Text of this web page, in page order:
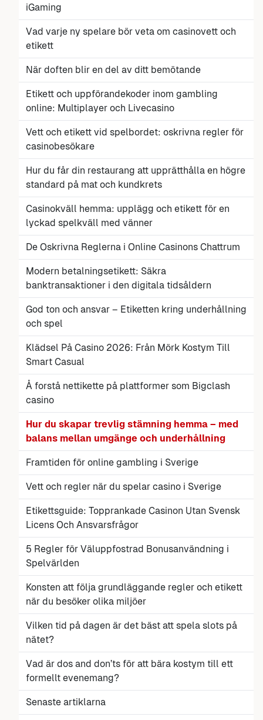
iGaming
Vad varje ny spelare bör veta om casinovett och
etikett
När doften blir en del av ditt bemötande
Etikett och uppförandekoder inom gambling
online: Multiplayer och Livecasino
Vett och etikett vid spelbordet: oskrivna regler för
casinobesökare
Hur du får din restaurang att upprätthålla en högre
standard på mat och kundkrets
Casinokväll hemma: upplägg och etikett för en
lyckad spelkväll med vänner
De Oskrivna Reglerna i Online Casinons Chattrum
Modern betalningsetikett: Säkra
banktransaktioner i den digitala tidsåldern
God ton och ansvar – Etiketten kring underhållning
och spel
Klädsel På Casino 2026: Från Mörk Kostym Till
Smart Casual
Å forstå nettikette på plattformer som Bigclash
casino
Hur du skapar trevlig stämning hemma – med
balans mellan umgänge och underhållning
Framtiden för online gambling i Sverige
Vett och regler när du spelar casino i Sverige
Etikettsguide: Topprankade Casinon Utan Svensk
Licens Och Ansvarsfrågor
5 Regler för Väluppfostrad Bonusanvändning i
Spelvärlden
Konsten att följa grundläggande regler och etikett
när du besöker olika miljöer
Vilken tid på dagen är det bäst att spela slots på
nätet?
Vad är dos and don’ts för att bära kostym till ett
formellt evenemang?
Senaste artiklarna